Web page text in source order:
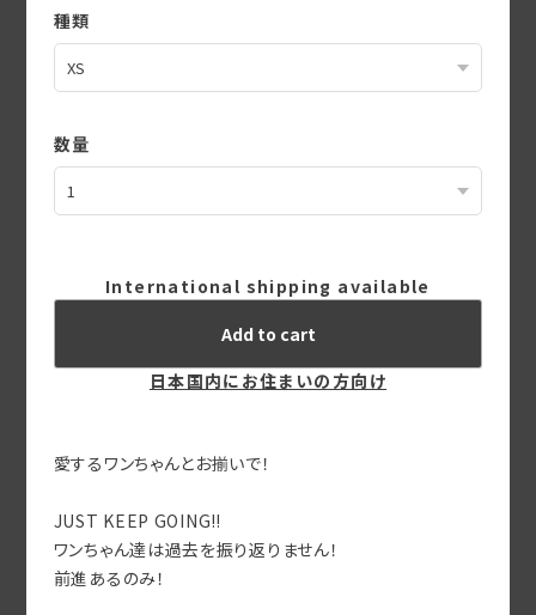
種類
数量
International shipping available
Add to cart
日本国内にお住まいの方向け
愛するワンちゃんとお揃いで！
JUST KEEP GOING‼︎
ワンちゃん達は過去を振り返りません！
前進あるのみ！